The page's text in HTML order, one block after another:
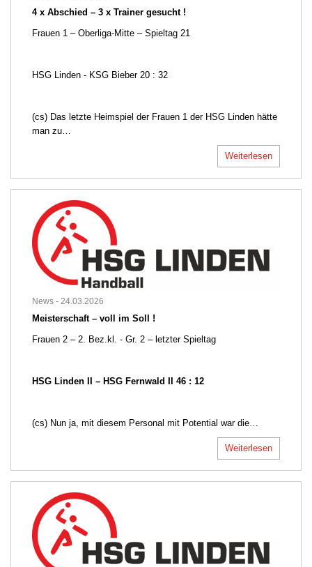
4 x Abschied – 3 x Trainer gesucht !
Frauen 1 – Oberliga-Mitte – Spieltag 21
HSG Linden - KSG Bieber 20 : 32
(cs) Das letzte Heimspiel der Frauen 1 der HSG Linden hätte
man zu…
Weiterlesen
News - 24.03.2026
Meisterschaft – voll im Soll !
Frauen 2 – 2. Bez.kl. - Gr. 2 – letzter Spieltag
HSG Linden II – HSG Fernwald II 46 : 12
(cs) Nun ja, mit diesem Personal mit Potential war die…
Weiterlesen